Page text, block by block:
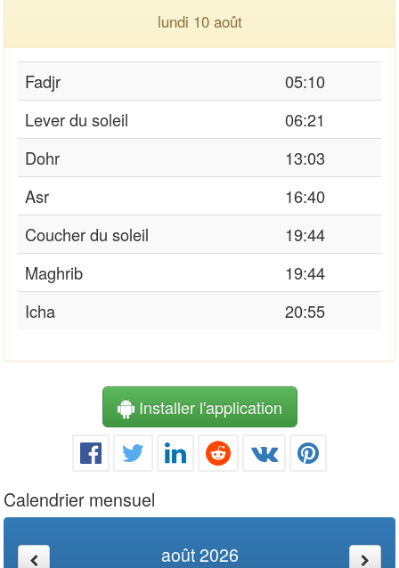
lundi 10 août
Fadjr
05:10
Lever du soleil
06:21
Dohr
13:03
Asr
16:40
Coucher du soleil
19:44
Maghrib
19:44
Icha
20:55
Installer l'application
Calendrier mensuel
août 2026